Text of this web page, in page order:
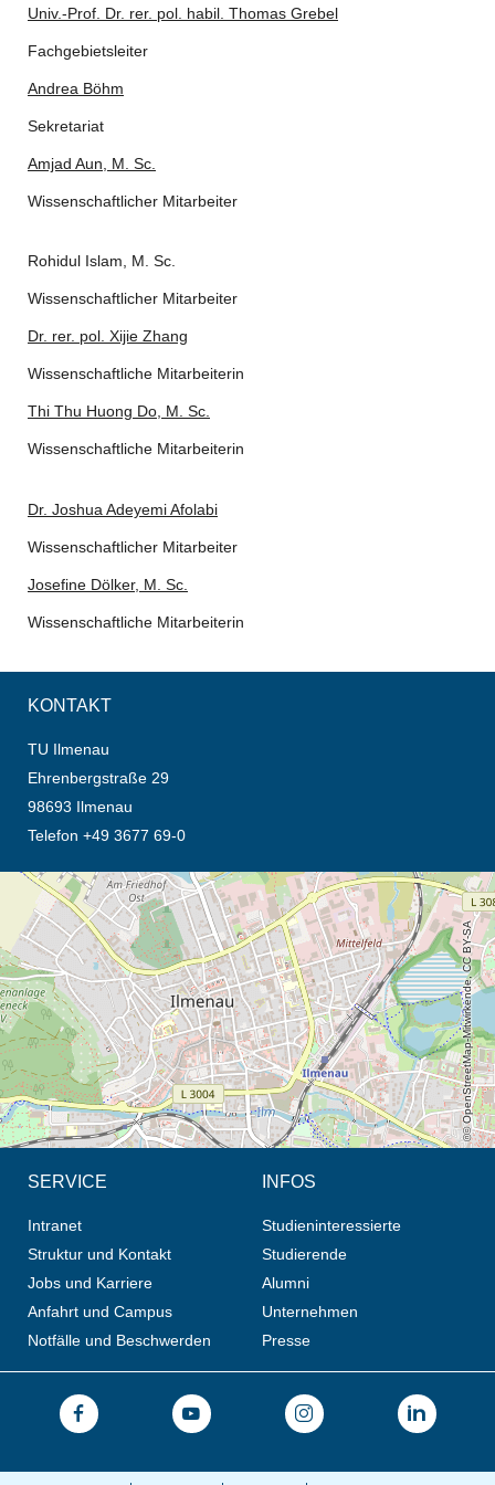
Univ.-Prof. Dr. rer. pol. habil. Thomas Grebel
Fachgebietsleiter
Andrea Böhm
Sekretariat
Amjad Aun, M. Sc.
Wissenschaftlicher Mitarbeiter
Rohidul Islam, M. Sc.
Wissenschaftlicher Mitarbeiter
Dr. rer. pol. Xijie Zhang
Wissenschaftliche Mitarbeiterin
Thi Thu Huong Do, M. Sc.
Wissenschaftliche Mitarbeiterin
Dr. Joshua Adeyemi Afolabi
Wissenschaftlicher Mitarbeiter
Josefine Dölker, M. Sc.
Wissenschaftliche Mitarbeiterin
KONTAKT
TU Ilmenau
Ehrenbergstraße 29
98693 Ilmenau
Telefon +49 3677 69-0
Öffnet die Anfahrtsbeschreibung in neuem Tab (Karte)
© OpenStreetMap-Mitwirkende, CC BY-SA
SERVICE
Intranet
Struktur und Kontakt
Jobs und Karriere
Anfahrt und Campus
Notfälle und Beschwerden
INFOS
Studieninteressierte
Studierende
Alumni
Unternehmen
Presse